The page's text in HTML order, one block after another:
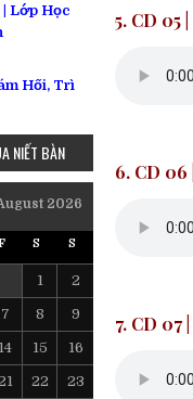
5. CD 05
6. CD 06
7. CD 07
| Lớp Học
Hối, Trì
NIẾT BÀN
2026
S S
1 2
7 8 9
14 15 16
22 23